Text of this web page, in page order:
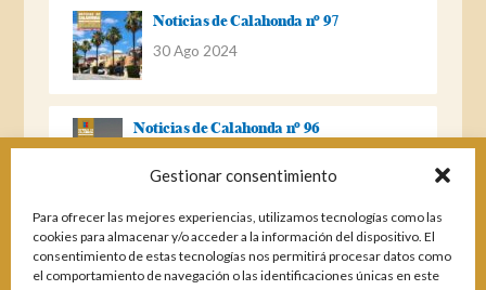
Gestionar consentimiento
Para ofrecer las mejores experiencias, utilizamos tecnologías como las
cookies para almacenar y/o acceder a la información del dispositivo. El
consentimiento de estas tecnologías nos permitirá procesar datos como
el comportamiento de navegación o las identificaciones únicas en este
Noticias de Calahonda nº 97
30 Ago 2024
Noticias de Calahonda nº 96
Noticias de Calahonda Nº 95
04 Ene 2023